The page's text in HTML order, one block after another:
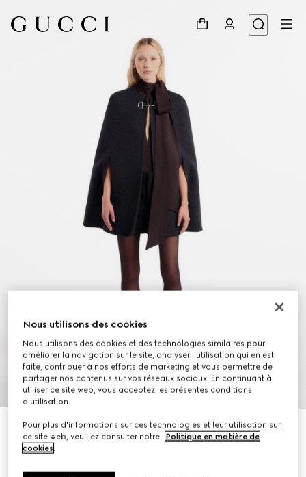
6
Cape en laine et soie à motif Mors
CHF 1,750
Nous utilisons des cookies
Nous utilisons des cookies et des technologies similaires pour
améliorer la navigation sur le site, analyser l'utilisation qui en est
faite, contribuer à nos efforts de marketing et vous permettre de
partager nos contenus sur vos réseaux sociaux. En continuant à
utiliser ce site web, vous acceptez les présentes conditions
d'utilisation.
Pour plus d'informations sur ces technologies et leur utilisation sur
ce site web, veuillez consulter notre
Politique en matière de
cookies.